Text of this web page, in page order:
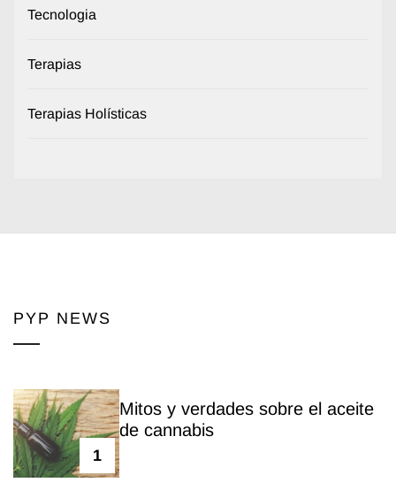
Tecnologia
Terapias
Terapias Holísticas
PYP NEWS
1
Mitos y verdades sobre el aceite
de cannabis